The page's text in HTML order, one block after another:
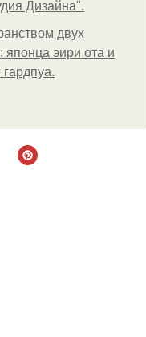
Дизайна".
двух
японца эири ота и